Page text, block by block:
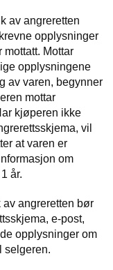
av angreretten
opplysninger
mottatt. Mottar
opplysningene
av varen, begynner
mottar
kjøperen ikke
vil
at varen er
om
år.
angreretten bør
e-post,
opplysninger om
selgeren.